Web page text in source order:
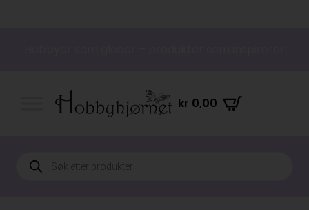
kr 0,00
Products
search